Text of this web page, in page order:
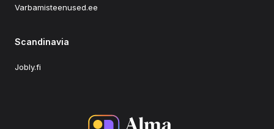
Varbamisteenused.ee
Scandinavia
Jobly.fi